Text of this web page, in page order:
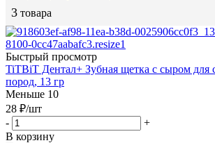
3 товара
Быстрый просмотр
TiTBiT Дентал+ Зубная щетка с сыром для
пород, 13 гр
Меньше 10
28 ₽/шт
-
+
В корзину